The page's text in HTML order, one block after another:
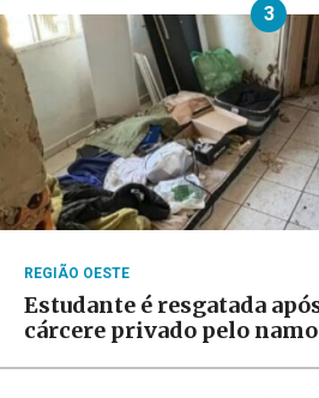
3
REGIÃO OESTE
Estudante é resgatada
cárcere privado pelo